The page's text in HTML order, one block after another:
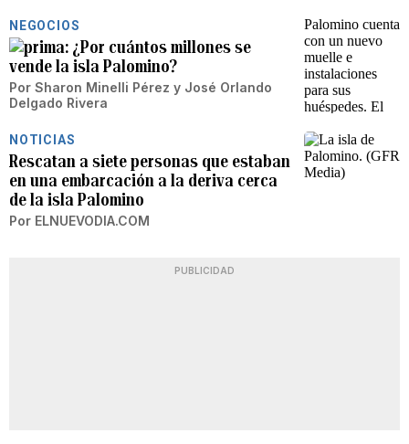
NEGOCIOS
¿Por cuántos millones se
vende la isla Palomino?
Por Sharon Minelli Pérez y José Orlando
Delgado Rivera
NOTICIAS
Rescatan a siete personas que estaban
en una embarcación a la deriva cerca
de la isla Palomino
Por ELNUEVODIA.COM
PUBLICIDAD